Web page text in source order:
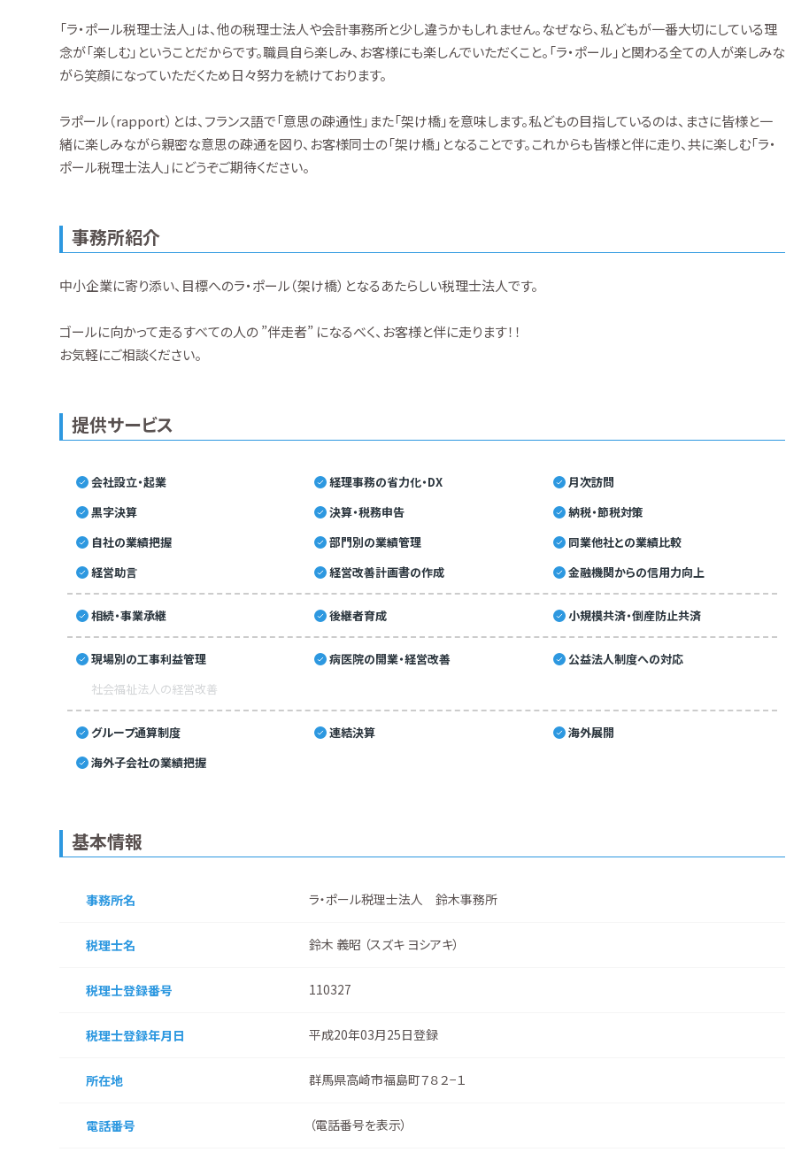
「ラ・ポール税理士法人」は、他の税理士法人や会計事務所と少し違うかもしれません。なぜなら、私どもが一番大切にしている理
念が「楽しむ」ということだからです。職員自ら楽しみ、お客様にも楽しんでいただくこと。「ラ・ポール」と関わる全ての人が楽しみな
がら笑顔になっていただくため日々努力を続けております。
ラポール（rapport）とは、フランス語で「意思の疎通性」また「架け橋」を意味します。私どもの目指しているのは、まさに皆様と一
緒に楽しみながら親密な意思の疎通を図り、お客様同士の「架け橋」となることです。これからも皆様と伴に走り、共に楽しむ「ラ・
ポール税理士法人」にどうぞご期待ください。
事務所紹介
中小企業に寄り添い、目標へのラ・ポール（架け橋）となるあたらしい税理士法人です。
ゴールに向かって走るすべての人の ”伴走者” になるべく、お客様と伴に走ります！！
お気軽にご相談ください。
提供サービス
会社設立・起業 経理事務の省力化・DX
月次訪問
黒字決算
決算・税務申告
納税・節税対策
自社の業績把握
部門別の業績管理
同業他社との業績比較
経営助言
経営改善計画書の作成 金融機関からの信用力向上
相続・事業承継 後継者育成 小規模共済・倒産防止共済
現場別の工事利益管理 病医院の開業・経営改善
公益法人制度への対応
社会福祉法人の経営改善
グループ通算制度 連結決算
海外展開
海外子会社の業績把握
基本情報
事務所名 ラ・ポール税理士法人 鈴木事務所
税理士名 鈴木 義昭 （スズキ ヨシアキ）
税理士登録番号 110327
税理士登録年月日 平成20年03月25日登録
所在地 群馬県高崎市福島町７８２−１
電話番号 （電話番号を表示）